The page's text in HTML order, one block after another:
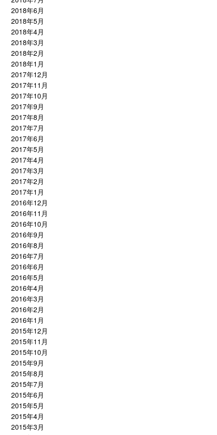
2018年6月
2018年5月
2018年4月
2018年3月
2018年2月
2018年1月
2017年12月
2017年11月
2017年10月
2017年9月
2017年8月
2017年7月
2017年6月
2017年5月
2017年4月
2017年3月
2017年2月
2017年1月
2016年12月
2016年11月
2016年10月
2016年9月
2016年8月
2016年7月
2016年6月
2016年5月
2016年4月
2016年3月
2016年2月
2016年1月
2015年12月
2015年11月
2015年10月
2015年9月
2015年8月
2015年7月
2015年6月
2015年5月
2015年4月
2015年3月